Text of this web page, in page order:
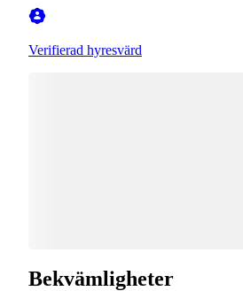
Verifierad hyresvärd
Bekvämligheter